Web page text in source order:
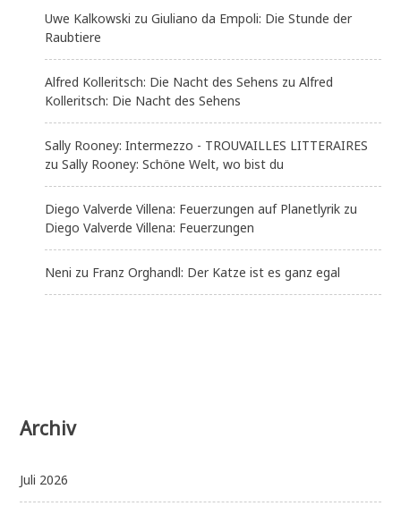
Uwe Kalkowski zuGiuliano da Empoli: Die Stunde der
Raubtiere
Alfred Kolleritsch: Die Nacht des Sehens zuAlfred
Kolleritsch: Die Nacht des Sehens
Sally Rooney: Intermezzo - TROUVAILLES LITTERAIRES
zuSally Rooney: Schöne Welt, wo bist du
Diego Valverde Villena: Feuerzungen auf Planetlyrik zu
Diego Valverde Villena: Feuerzungen
Neni zu Franz Orghandl: Der Katze ist es ganz egal
Archiv
Juli 2026